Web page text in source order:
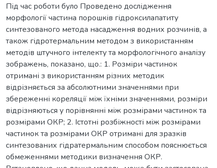
Під час роботи було Проведено дослідження
морфології частина порошків гідроксилапатиту
синтезованого метода насадження водних розчинів, а
також гідротермальним методом з використанням
методів штучного інтелекту та морфологічного аналізу
зображень, показано, що.: 1. Розміри частинок
отримані з використанням різних методик
відрізняється за абсолютними значеннями при
збереженні кореляції між їхніми значеннями, розміри
відрізняються у порівнянні між розмірами частинок та
розмірами ОКР; 2. Істотні розбіжності між розмірами
частинок та розмірами ОКР отримані для зразків
синтезованих гідратермальним способом пояснюється
обмеженнями методики визначення ОКР.